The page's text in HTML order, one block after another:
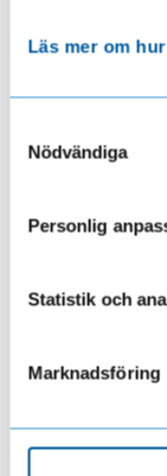
Läs mer om
Nödvändiga
Personlig
Statistik och
Marknadsföring